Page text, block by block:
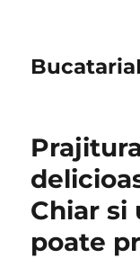
Chiar si
poate